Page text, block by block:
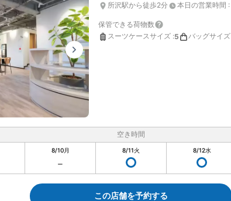
所沢駅から徒歩2分 本日の営業時間 :
保管できる荷物数
スーツケースサイズ :5 バッグサイズ
空き時間
8/10月 8/11火 8/12水
この店舗を予約する